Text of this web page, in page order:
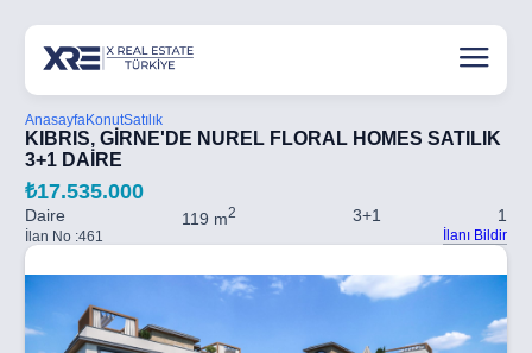
AnasayfaKonutSatılık
KIBRIS, GİRNE'DE NUREL FLORAL HOMES SATILIK
3+1 DAİRE
₺17.535.000
Daire 119 m2 3+1 1
İlan No :461 İlanı Bildir